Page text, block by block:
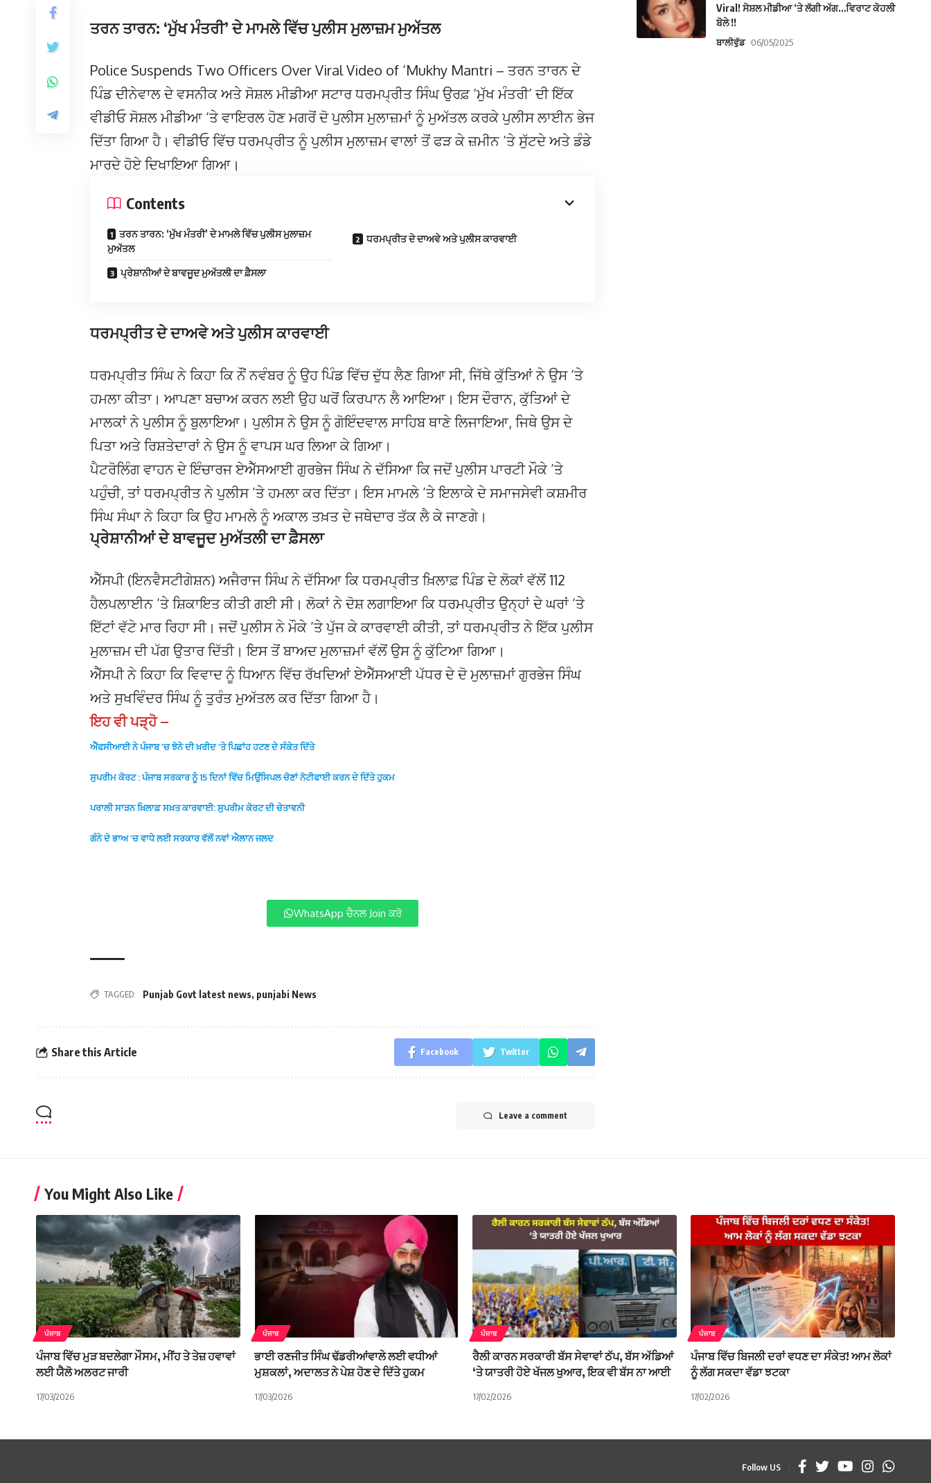
ਤਰਨ ਤਾਰਨ: ‘ਮੁੱਖ ਮੰਤਰੀ’ ਦੇ ਮਾਮਲੇ ਵਿੱਚ ਪੁਲੀਸ ਮੁਲਾਜ਼ਮ ਮੁਅੱਤਲ
Police Suspends Two Officers Over Viral Video of ‘Mukhy Mantri – ਤਰਨ ਤਾਰਨ ਦੇ
ਪਿੰਡ ਦੀਨੇਵਾਲ ਦੇ ਵਸਨੀਕ ਅਤੇ ਸੋਸ਼ਲ ਮੀਡੀਆ ਸਟਾਰ ਧਰਮਪ੍ਰੀਤ ਸਿੰਘ ਉਰਫ਼ ‘ਮੁੱਖ ਮੰਤਰੀ’ ਦੀ ਇੱਕ
ਵੀਡੀਓ ਸੋਸ਼ਲ ਮੀਡੀਆ ‘ਤੇ ਵਾਇਰਲ ਹੋਣ ਮਗਰੋਂ ਦੋ ਪੁਲੀਸ ਮੁਲਾਜ਼ਮਾਂ ਨੂੰ ਮੁਅੱਤਲ ਕਰਕੇ ਪੁਲੀਸ ਲਾਈਨ ਭੇਜ
ਦਿੱਤਾ ਗਿਆ ਹੈ। ਵੀਡੀਓ ਵਿੱਚ ਧਰਮਪ੍ਰੀਤ ਨੂੰ ਪੁਲੀਸ ਮੁਲਾਜ਼ਮ ਵਾਲਾਂ ਤੋਂ ਫੜ ਕੇ ਜ਼ਮੀਨ ’ਤੇ ਸੁੱਟਦੇ ਅਤੇ ਡੰਡੇ
ਮਾਰਦੇ ਹੋਏ ਦਿਖਾਇਆ ਗਿਆ।
Contents
ਤਰਨ ਤਾਰਨ: ‘ਮੁੱਖ ਮੰਤਰੀ’ ਦੇ ਮਾਮਲੇ ਵਿੱਚ ਪੁਲੀਸ ਮੁਲਾਜ਼ਮ
ਮੁਅੱਤਲ
ਧਰਮਪ੍ਰੀਤ ਦੇ ਦਾਅਵੇ ਅਤੇ ਪੁਲੀਸ ਕਾਰਵਾਈ
ਪ੍ਰੇਸ਼ਾਨੀਆਂ ਦੇ ਬਾਵਜੂਦ ਮੁਅੱਤਲੀ ਦਾ ਫ਼ੈਸਲਾ
ਧਰਮਪ੍ਰੀਤ ਦੇ ਦਾਅਵੇ ਅਤੇ ਪੁਲੀਸ ਕਾਰਵਾਈ
ਧਰਮਪ੍ਰੀਤ ਸਿੰਘ ਨੇ ਕਿਹਾ ਕਿ ਨੌਂ ਨਵੰਬਰ ਨੂੰ ਉਹ ਪਿੰਡ ਵਿੱਚ ਦੁੱਧ ਲੈਣ ਗਿਆ ਸੀ, ਜਿੱਥੇ ਕੁੱਤਿਆਂ ਨੇ ਉਸ ‘ਤੇ
ਹਮਲਾ ਕੀਤਾ। ਆਪਣਾ ਬਚਾਅ ਕਰਨ ਲਈ ਉਹ ਘਰੋਂ ਕਿਰਪਾਨ ਲੈ ਆਇਆ। ਇਸ ਦੌਰਾਨ, ਕੁੱਤਿਆਂ ਦੇ
ਮਾਲਕਾਂ ਨੇ ਪੁਲੀਸ ਨੂੰ ਬੁਲਾਇਆ। ਪੁਲੀਸ ਨੇ ਉਸ ਨੂੰ ਗੋਇੰਦਵਾਲ ਸਾਹਿਬ ਥਾਣੇ ਲਿਜਾਇਆ, ਜਿਥੇ ਉਸ ਦੇ
ਪਿਤਾ ਅਤੇ ਰਿਸ਼ਤੇਦਾਰਾਂ ਨੇ ਉਸ ਨੂੰ ਵਾਪਸ ਘਰ ਲਿਆ ਕੇ ਗਿਆ।
ਪੈਟਰੋਲਿੰਗ ਵਾਹਨ ਦੇ ਇੰਚਾਰਜ ਏਐੱਸਆਈ ਗੁਰਭੇਜ ਸਿੰਘ ਨੇ ਦੱਸਿਆ ਕਿ ਜਦੋਂ ਪੁਲੀਸ ਪਾਰਟੀ ਮੌਕੇ ’ਤੇ
ਪਹੁੰਚੀ, ਤਾਂ ਧਰਮਪ੍ਰੀਤ ਨੇ ਪੁਲੀਸ ’ਤੇ ਹਮਲਾ ਕਰ ਦਿੱਤਾ। ਇਸ ਮਾਮਲੇ ’ਤੇ ਇਲਾਕੇ ਦੇ ਸਮਾਜਸੇਵੀ ਕਸ਼ਮੀਰ
ਸਿੰਘ ਸੰਘਾ ਨੇ ਕਿਹਾ ਕਿ ਉਹ ਮਾਮਲੇ ਨੂੰ ਅਕਾਲ ਤਖ਼ਤ ਦੇ ਜਥੇਦਾਰ ਤੱਕ ਲੈ ਕੇ ਜਾਣਗੇ।
ਪ੍ਰੇਸ਼ਾਨੀਆਂ ਦੇ ਬਾਵਜੂਦ ਮੁਅੱਤਲੀ ਦਾ ਫ਼ੈਸਲਾ
ਐੱਸਪੀ (ਇਨਵੈਸਟੀਗੇਸ਼ਨ) ਅਜੈਰਾਜ ਸਿੰਘ ਨੇ ਦੱਸਿਆ ਕਿ ਧਰਮਪ੍ਰੀਤ ਖ਼ਿਲਾਫ਼ ਪਿੰਡ ਦੇ ਲੋਕਾਂ ਵੱਲੋਂ 112
ਹੈਲਪਲਾਈਨ ’ਤੇ ਸ਼ਿਕਾਇਤ ਕੀਤੀ ਗਈ ਸੀ। ਲੋਕਾਂ ਨੇ ਦੋਸ਼ ਲਗਾਇਆ ਕਿ ਧਰਮਪ੍ਰੀਤ ਉਨ੍ਹਾਂ ਦੇ ਘਰਾਂ ’ਤੇ
ਇੱਟਾਂ ਵੱਟੇ ਮਾਰ ਰਿਹਾ ਸੀ। ਜਦੋਂ ਪੁਲੀਸ ਨੇ ਮੌਕੇ ’ਤੇ ਪੁੱਜ ਕੇ ਕਾਰਵਾਈ ਕੀਤੀ, ਤਾਂ ਧਰਮਪ੍ਰੀਤ ਨੇ ਇੱਕ ਪੁਲੀਸ
ਮੁਲਾਜ਼ਮ ਦੀ ਪੱਗ ਉਤਾਰ ਦਿੱਤੀ। ਇਸ ਤੋਂ ਬਾਅਦ ਮੁਲਾਜ਼ਮਾਂ ਵੱਲੋਂ ਉਸ ਨੂੰ ਕੁੱਟਿਆ ਗਿਆ।
ਐੱਸਪੀ ਨੇ ਕਿਹਾ ਕਿ ਵਿਵਾਦ ਨੂੰ ਧਿਆਨ ਵਿੱਚ ਰੱਖਦਿਆਂ ਏਐੱਸਆਈ ਪੱਧਰ ਦੇ ਦੋ ਮੁਲਾਜ਼ਮਾਂ ਗੁਰਭੇਜ ਸਿੰਘ
ਅਤੇ ਸੁਖਵਿੰਦਰ ਸਿੰਘ ਨੂੰ ਤੁਰੰਤ ਮੁਅੱਤਲ ਕਰ ਦਿੱਤਾ ਗਿਆ ਹੈ।
ਇਹ ਵੀ ਪੜ੍ਹੋ –
ਐੱਫਸੀਆਈ ਨੇ ਪੰਜਾਬ ’ਚ ਝੋਨੇ ਦੀ ਖ਼ਰੀਦ ‘ਤੇ ਪਿਛਾਂਹ ਹਟਣ ਦੇ ਸੰਕੇਤ ਦਿੱਤੇ
ਸੁਪਰੀਮ ਕੋਰਟ : ਪੰਜਾਬ ਸਰਕਾਰ ਨੂੰ 15 ਦਿਨਾਂ ਵਿੱਚ ਮਿਉਂਸਿਪਲ ਚੋਣਾਂ ਨੋਟੀਫਾਈ ਕਰਨ ਦੇ ਦਿੱਤੇ ਹੁਕਮ
ਪਰਾਲੀ ਸਾੜਨ ਖ਼ਿਲਾਫ਼ ਸਖ਼ਤ ਕਾਰਵਾਈ: ਸੁਪਰੀਮ ਕੋਰਟ ਦੀ ਚੇਤਾਵਨੀ
ਗੰਨੇ ਦੇ ਭਾਅ ’ਚ ਵਾਧੇ ਲਈ ਸਰਕਾਰ ਵੱਲੋਂ ਨਵਾਂ ਐਲਾਨ ਜਲਦ
WhatsApp ਚੈਨਲ Join ਕਰੋ
TAGGED: Punjab Govt latest news, punjabi News
Share this Article Facebook Twitter
Leave a comment
Viral! ਸੋਸ਼ਲ ਮੀਡੀਆ ‘ਤੇ ਲੱਗੀ ਅੱਗ…ਵਿਰਾਟ ਕੋਹਲੀ
ਬੋਲੇ !!
ਬਾਲੀਵੁੱਡ 06/05/2025
You Might Also Like
ਪੰਜਾਬ
ਪੰਜਾਬ ਵਿੱਚ ਮੁੜ ਬਦਲੇਗਾ ਮੌਸਮ, ਮੀਂਹ ਤੇ ਤੇਜ਼ ਹਵਾਵਾਂ
ਲਈ ਯੈਲੋ ਅਲਰਟ ਜਾਰੀ
17/03/2026
ਪੰਜਾਬ
ਭਾਈ ਰਣਜੀਤ ਸਿੰਘ ਢੱਡਰੀਆਂਵਾਲੇ ਲਈ ਵਧੀਆਂ
ਮੁਸ਼ਕਲਾਂ, ਅਦਾਲਤ ਨੇ ਪੇਸ਼ ਹੋਣ ਦੇ ਦਿੱਤੇ ਹੁਕਮ
17/03/2026
ਪੰਜਾਬ
ਰੈਲੀ ਕਾਰਨ ਸਰਕਾਰੀ ਬੱਸ ਸੇਵਾਵਾਂ ਠੱਪ, ਬੱਸ ਅੱਡਿਆਂ
‘ਤੇ ਯਾਤਰੀ ਹੋਏ ਖੱਜਲ ਖੁਆਰ, ਇਕ ਵੀ ਬੱਸ ਨਾ ਆਈ
17/02/2026
ਪੰਜਾਬ
ਪੰਜਾਬ ਵਿੱਚ ਬਿਜਲੀ ਦਰਾਂ ਵਧਣ ਦਾ ਸੰਕੇਤ! ਆਮ ਲੋਕਾਂ
ਨੂੰ ਲੱਗ ਸਕਦਾ ਵੱਡਾ ਝਟਕਾ
17/02/2026
Follow US